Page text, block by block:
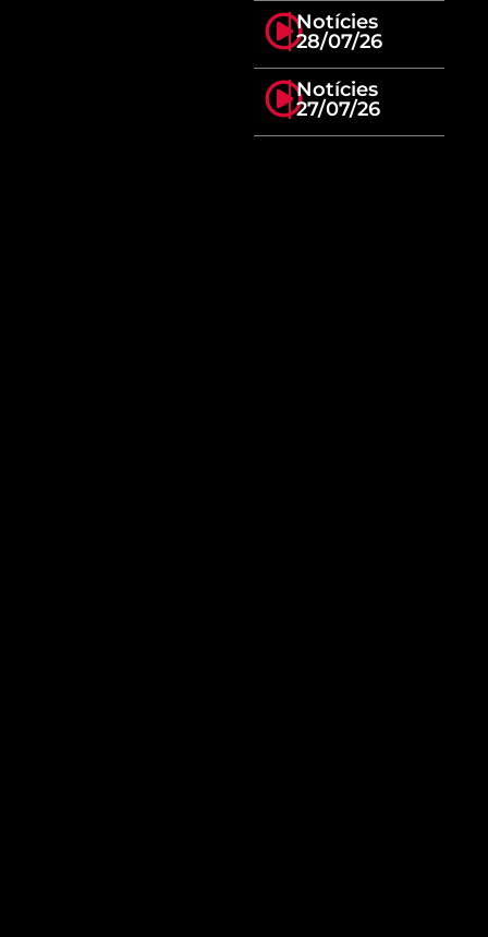
Notícies
28/07/26
Notícies
27/07/26